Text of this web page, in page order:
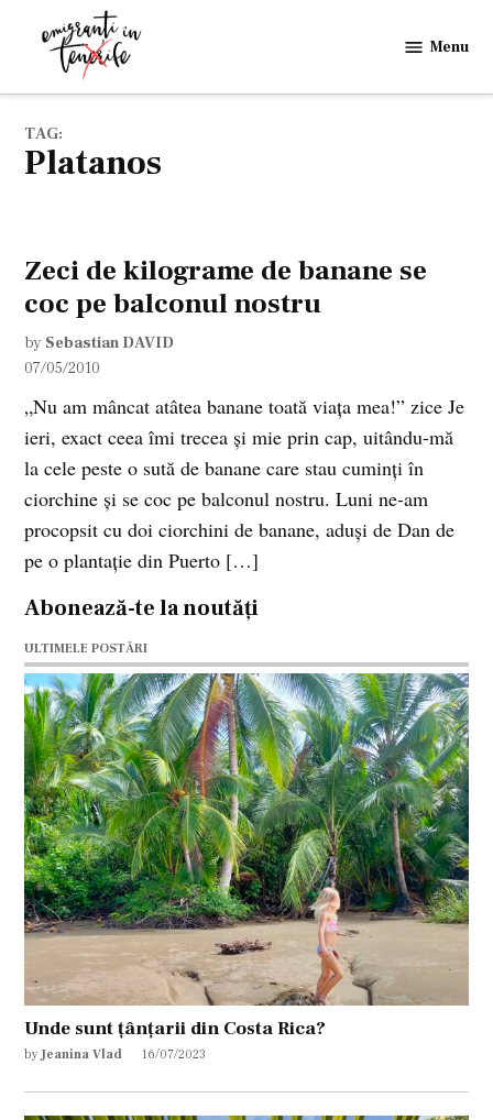
in
Menu
TAG:
platanos
Zeci de kilograme de banane se
coc pe balconul nostru
by Sebastian DAVID
07/05/2010
„Nu am mâncat atâtea banane toată viaţa mea!” zice Je
ieri, exact ceea îmi trecea şi mie prin cap, uitându-mă
la cele peste o sută de banane care stau cuminţi în
ciorchine şi se coc pe balconul nostru. Luni ne-am
procopsit cu doi ciorchini de banane, aduşi de Dan de
pe o plantaţie din Puerto […]
Abonează-te la noutăți
ULTIMELE POSTĂRI
Unde sunt țânțarii din Costa Rica?
by Jeanina Vlad 16/07/2023